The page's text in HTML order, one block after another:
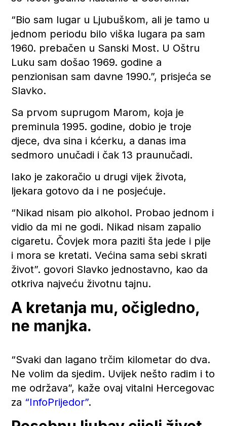
“Bio sam lugar u Ljubuškom, ali je tamo u
jednom periodu bilo viška lugara pa sam
1960. prebačen u Sanski Most. U Oštru
Luku sam došao 1969. godine a
penzionisan sam davne 1990.”, prisjeća se
Slavko.
Sa prvom suprugom Marom, koja je
preminula 1995. godine, dobio je troje
djece, dva sina i kćerku, a danas ima
sedmoro unučadi i čak 13 praunučadi.
Iako je zakoračio u drugi vijek života,
ljekara gotovo da i ne posjećuje.
“Nikad nisam pio alkohol. Probao jednom i
vidio da mi ne godi. Nikad nisam zapalio
cigaretu. Čovjek mora paziti šta jede i pije
i mora se kretati. Većina sama sebi skrati
život”. govori Slavko jednostavno, kao da
otkriva najveću životnu tajnu.
A kretanja mu, očigledno,
ne manjka.
“Svaki dan lagano trčim kilometar do dva.
Ne volim da sjedim. Uvijek nešto radim i to
me održava”, kaže ovaj vitalni Hercegovac
za “InfoPrijedor”.